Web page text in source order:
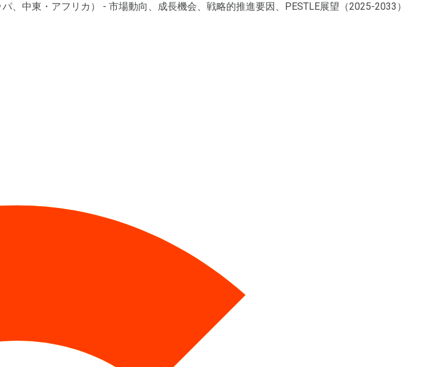
中東・アフリカ） - 市場動向、成長機会、戦略的推進要因、PESTLE展望（2025-2033）